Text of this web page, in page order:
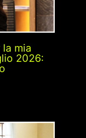
mia
2026: